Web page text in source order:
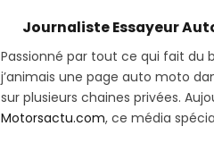
Journaliste Essayeur
Passionné par tout ce qui fait du
j’animais une page auto moto
sur plusieurs chaines privées.
Motorsactu.com, ce média